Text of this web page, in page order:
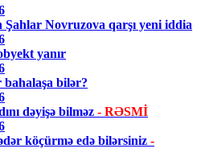
Şahlar Novruzova qarşı yeni iddia
yanır
bahalaşa bilər?
dəyişə bilməz - RƏSMİ
köçürmə edə bilərsiniz -